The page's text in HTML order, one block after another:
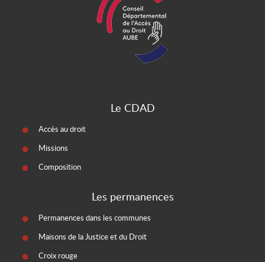
Le CDAD
Accès au droit
Missions
Composition
Les permanences
Permanences dans les communes
Maisons de la Justice et du Droit
Croix rouge